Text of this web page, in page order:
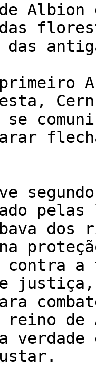
Albion
das
pelas
contra
de